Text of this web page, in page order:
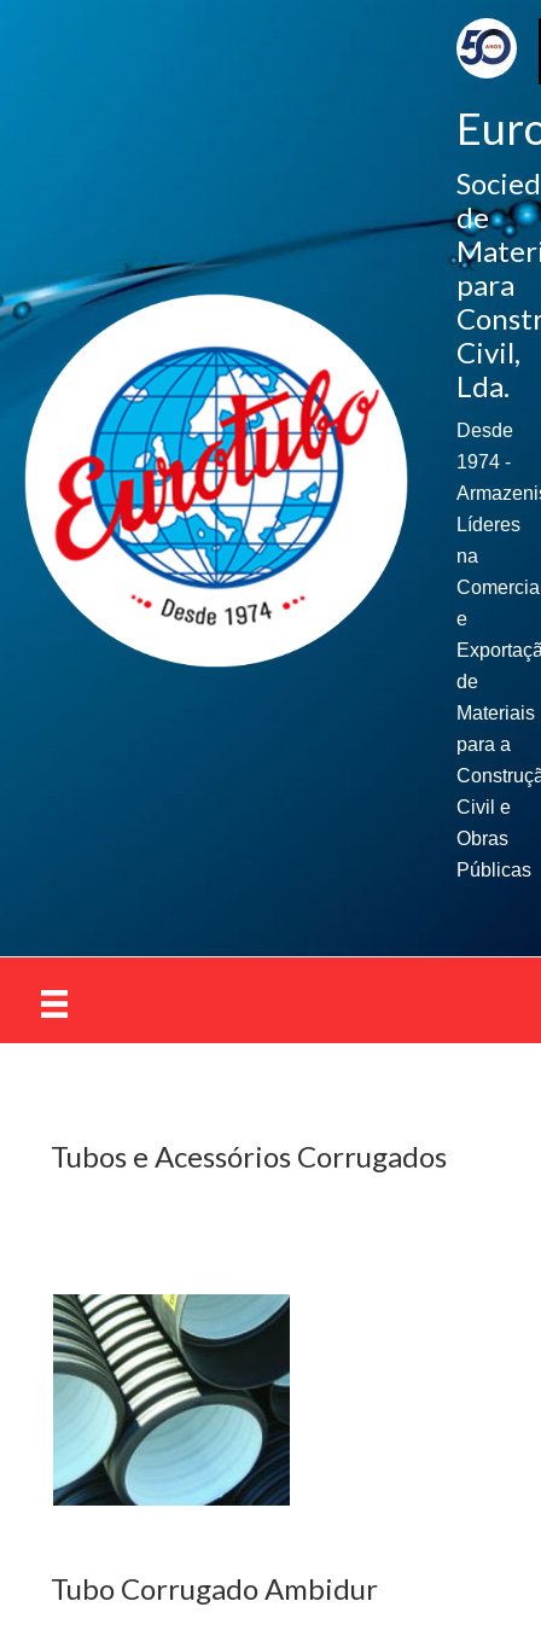
de
para
Civil,
Lda.
Desde
1974 -
Líderes
na
e
de
Materiais
para a
Civil e
Obras
Públicas
Tubos e Acessórios Corrugados
Tubo Corrugado Ambidur